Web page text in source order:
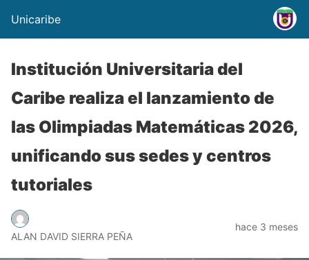
Unicaribe
Institución Universitaria del
Caribe realiza el lanzamiento de
las Olimpiadas Matemáticas 2026,
unificando sus sedes y centros
tutoriales
ALAN DAVID SIERRA PEÑA
hace 3 meses